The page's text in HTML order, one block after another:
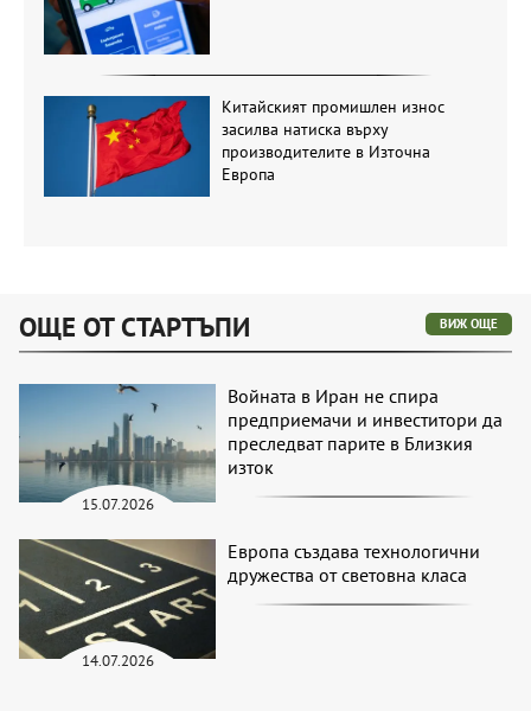
Китайският промишлен износ
засилва натиска върху
производителите в Източна
Европа
ОЩЕ ОТ СТАРТЪПИ ВИЖ ОЩЕ
15.07.2026
Войната в Иран не спира
предприемачи и инвеститори да
преследват парите в Близкия
изток
14.07.2026
Европа създава технологични
дружества от световна класа